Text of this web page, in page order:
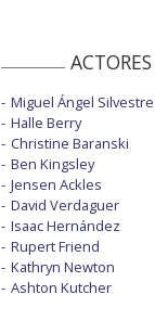
Miguel Ángel Silvestre
Halle Berry
Christine Baranski
Ben Kingsley
Jensen Ackles
David Verdaguer
Isaac Hernández
Rupert Friend
Kathryn Newton
Ashton Kutcher